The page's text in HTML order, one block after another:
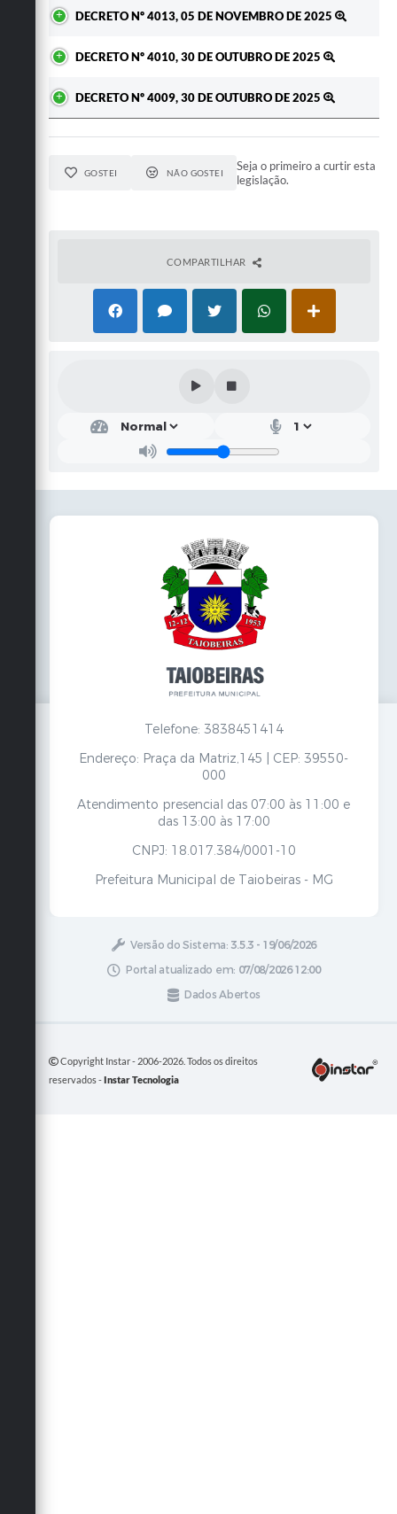
DECRETO Nº 4013, 05 DE NOVEMBRO DE 2025
DECRETO Nº 4010, 30 DE OUTUBRO DE 2025
DECRETO Nº 4009, 30 DE OUTUBRO DE 2025
GOSTEI NÃO GOSTEI
Seja o primeiro a curtir esta
legislação.
COMPARTILHAR
Telefone: 3838451414
Endereço: Praça da Matriz,145 | CEP: 39550-
000
Atendimento presencial das 07:00 às 11:00 e
das 13:00 às 17:00
CNPJ: 18.017.384/0001-10
Prefeitura Municipal de Taiobeiras - MG
Versão do Sistema: 3.5.3 - 19/06/2026
Portal atualizado em: 07/08/2026 12:00
Dados Abertos
Copyright Instar - 2006-2026. Todos os direitos
reservados -Instar Tecnologia